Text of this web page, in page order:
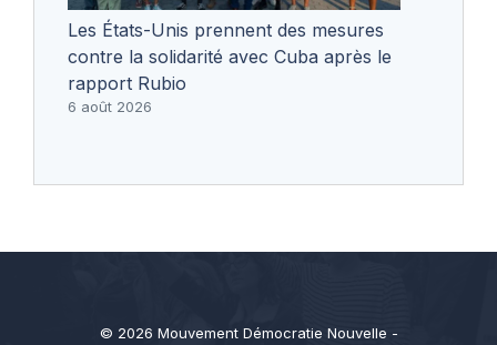
Les États-Unis prennent des mesures
contre la solidarité avec Cuba après le
rapport Rubio
6 août 2026
© 2026 Mouvement Démocratie Nouvelle -